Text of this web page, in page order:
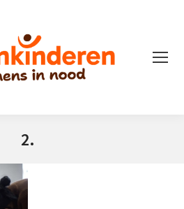
2.